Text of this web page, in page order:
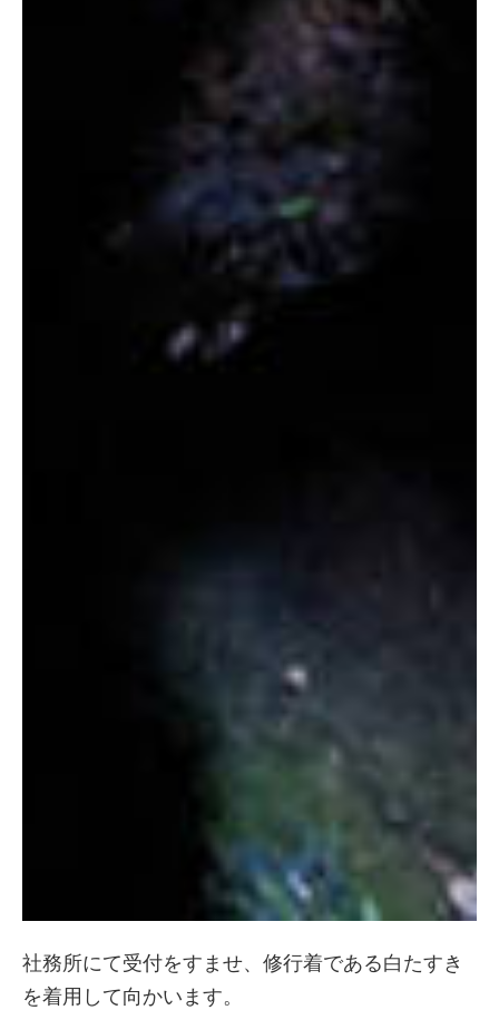
社務所にて受付をすませ、修行着である白たすき
を着用して向かいます。